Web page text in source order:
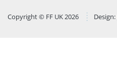
Copyright © FF UK 2026 Design: